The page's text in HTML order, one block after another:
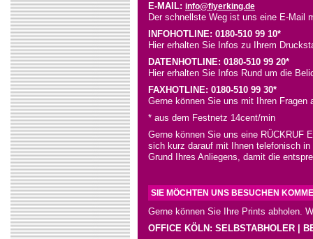
E-MAIL: info@flyerking.de
Der schnellste Weg ist uns eine E-Mail
INFOHOTLINE: 0180-510 99 10*
Hier erhalten Sie Infos zu Ihrem
DATENHOTLINE: 0180-510 99 20*
Hier erhalten Sie Infos Rund um die
FAXHOTLINE: 0180-510 99 30*
Gerne können Sie uns mit Ihren Fragen
* aus dem Festnetz 14cent/min
Gerne können Sie uns eine RÜCKRUF
sich kurz darauf mit Ihnen telefonisch
Grund Ihres Anliegens, damit die
SIE MÖCHTEN UNS BESUCHEN
Gerne können Sie Ihre Prints abholen.
OFFICE KÖLN: SELBSTABHOLER |